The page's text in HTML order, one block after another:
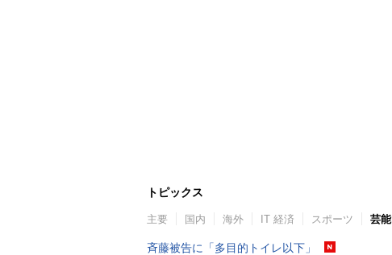
トピックス
主要 国内 海外 IT 経済 スポーツ 芸能
斉藤被告に「多目的トイレ以下」